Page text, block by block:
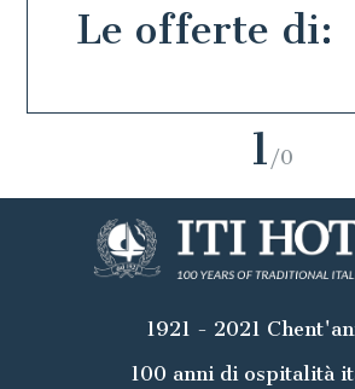
Le offerte di:
1 /0
1921 - 2021
100 anni di ospitalità